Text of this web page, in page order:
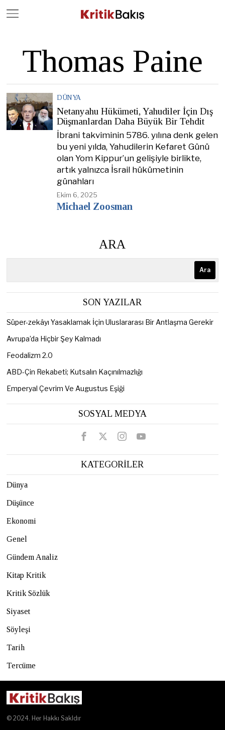
Thomas Paine
DÜNYA
Netanyahu Hükümeti, Yahudiler İçin Dış
Düşmanlardan Daha Büyük Bir Tehdit
İbrani takviminin 5786. yılına denk gelen
bu yeni yılda, Yahudilerin Kefaret Günü
olan Yom Kippur’un gelişiyle birlikte,
artık yalnızca İsrail hükümetinin
günahları
Ekim 6, 2025
Michael Zoosman
ARA
Ara
SON YAZILAR
Süper-zekâyı Yasaklamak İçin Uluslararası Bir Antlaşma Gerekir
Avrupa’da Hiçbir Şey Kalmadı
Feodalizm 2.0
ABD-Çin Rekabeti; Kutsalın Kaçınılmazlığı
Emperyal Çevrim Ve Augustus Eşiği
SOSYAL MEDYA
KATEGORİLER
Dünya
Düşünce
Ekonomi
Genel
Gündem Analiz
Kitap Kritik
Kritik Sözlük
Siyaset
Söyleşi
Tarih
Tercüme
© 2024. Her Hakkı Sakldır